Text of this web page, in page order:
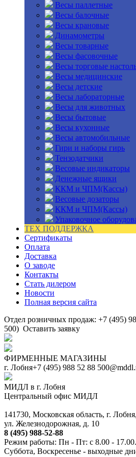
Весы паллетные
Весы балочные
Весы крановые
Динамометры
Весы товарные
Весы фасовочные
Весы торговые
Весы медицинские
Весы детские
Весы лабораторные
Весы для животных
Весы бытовые
Весы кухонные
Весы автомобильные
Гири и наборы гирь
Тензодатчики
Весовые индикаторы
Денежные ящики
ККМ и ЧПМ(Кассы)
Весовые дозаторы
ККМ и ЧПМ(Кассы)
Упаковочное
ТЕХ ПОДДЕРЖКА
Сертификаты
Оплата
Доставка
О заводе
Контакты
Стать дилером
Новости
Полная версия сайта
Отдел розничных продаж: +7 (495)
500) Оставить заявку
ФИРМЕННЫЕ МАГАЗИНЫ
г. Лобня+7 (495) 988 52 88
МИДЛ в г. Лобня
Центральный офис МИДЛ
141730, Московская область, г. Лобня,
ул. Железнодорожная, д. 10
8 (495) 988-52-88
Режим работы: Пн - Пт: с 8.00 - 17.00.
Суббота, Воскресенье - выходные